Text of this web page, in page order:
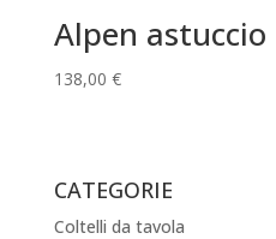
Alpen
138,00 €
CATEGORIE
Coltelli da tavola